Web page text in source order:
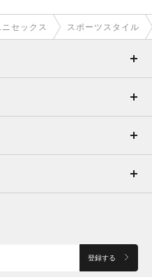
セックス スポーツスタイル
登録する